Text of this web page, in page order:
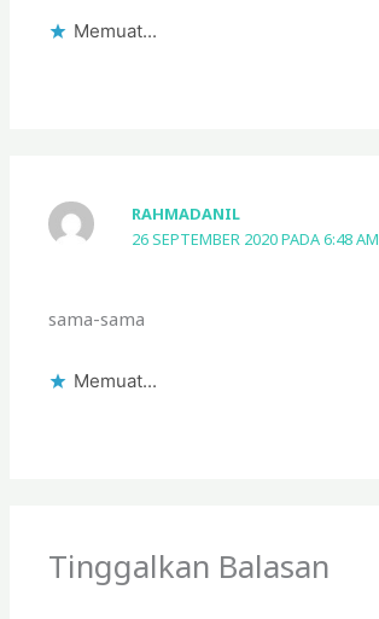
Memuat...
RAHMADANIL
26 SEPTEMBER 2020 PADA 6:48 AM
sama-sama
Memuat...
Tinggalkan Balasan